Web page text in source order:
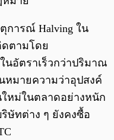
การณ์ Halving ใน
ดตามโดย
ในอัตราเร็วกว่าปริมาณ
หมายความว่าอุปสงค์
หม่ในตลาดอย่างหนัก
ษัทต่าง ๆ ยังคงซื้อ